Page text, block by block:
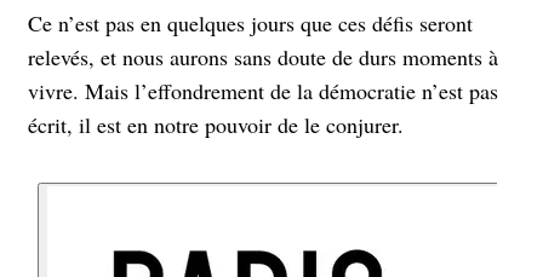
Ce n’est pas en quelques jours que ces défis seront
relevés, et nous aurons sans doute de durs moments à
vivre. Mais l’effondrement de la démocratie n’est pas
écrit, il est en notre pouvoir de le conjurer.